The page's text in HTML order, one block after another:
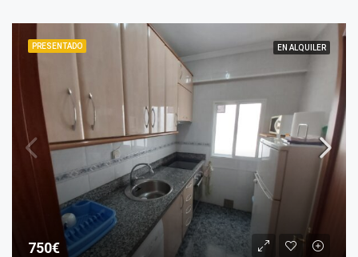
PRESENTADO EN ALQUILER
750€